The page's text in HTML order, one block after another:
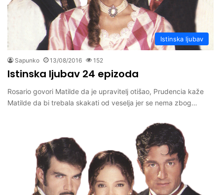
Istinska ljubav
Sapunko 13/08/2016 152
Istinska ljubav 24 epizoda
Rosario govori Matilde da je upravitelj otišao, Prudencia kaže
Matilde da bi trebala skakati od veselja jer se nema zbog…